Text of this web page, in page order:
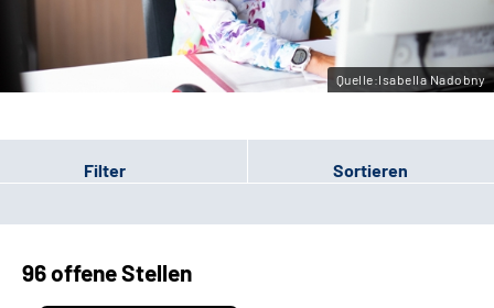
Leichte Sprache
Quelle:Isabella Nadobny
Filter Sortieren
96 offene Stellen